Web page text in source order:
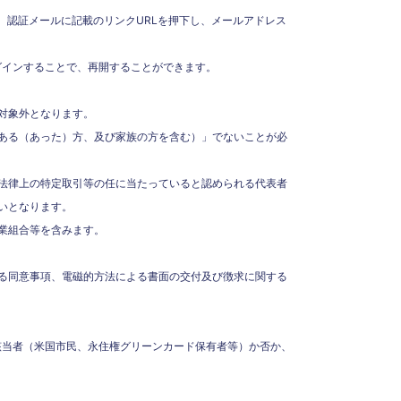
証メールに記載のリンクURLを押下し、メールアドレス
ンすることで、再開することができます。
外となります。
（あった）方、及び家族の方を含む）」でないことが必
上の特定取引等の任に当たっていると認められる代表者
なります。
合等を含みます。
意事項、電磁的方法による書面の交付及び徴求に関する
者（米国市民、永住権グリーンカード保有者等）か否か、